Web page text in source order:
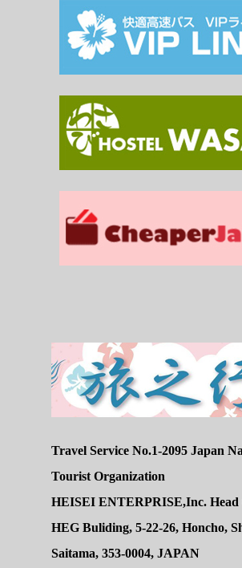
Travel Service No.1-2095 Japan
Tourist Organization
HEISEI ENTERPRISE,Inc. Head
HEG Buliding, 5-22-26, Honcho,
Saitama, 353-0004, JAPAN